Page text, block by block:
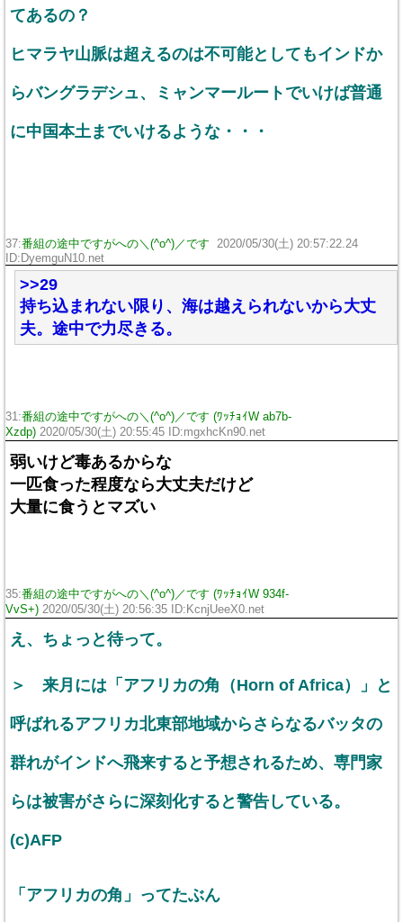
てあるの？
ヒマラヤ山脈は超えるのは不可能としてもインドか
らバングラデシュ、ミャンマールートでいけば普通
に中国本土までいけるような・・・
37:番組の途中ですがへの＼(^o^)／です
2020/05/30(土) 20:57:22.24
ID:DyemguN10.net
>>29
持ち込まれない限り、海は越えられないから大丈
夫。途中で力尽きる。
31:番組の途中ですがへの＼(^o^)／です (ﾜｯﾁｮｲW ab7b-
Xzdp) 2020/05/30(土) 20:55:45 ID:mgxhcKn90.net
弱いけど毒あるからな
一匹食った程度なら大丈夫だけど
大量に食うとマズい
35:番組の途中ですがへの＼(^o^)／です (ﾜｯﾁｮｲW 934f-
VvS+) 2020/05/30(土) 20:56:35 ID:KcnjUeeX0.net
え、ちょっと待って。
＞ 来月には「アフリカの角（Horn of Africa）」と
呼ばれるアフリカ北東部地域からさらなるバッタの
群れがインドへ飛来すると予想されるため、専門家
らは被害がさらに深刻化すると警告している。
(c)AFP
「アフリカの角」ってたぶん